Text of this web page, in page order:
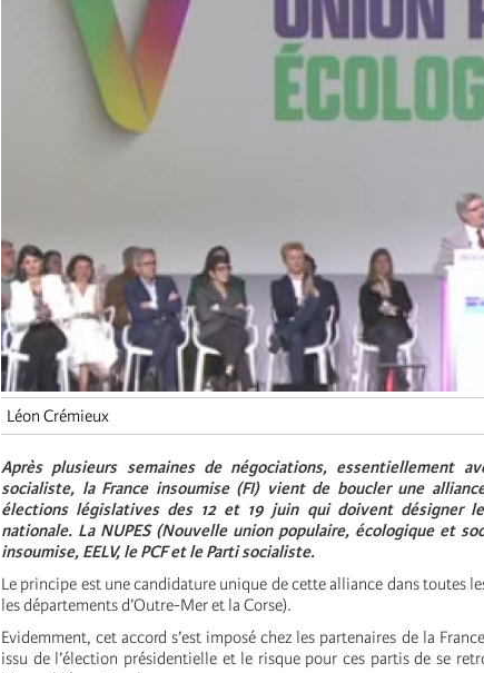
Léon Crémieux
Après plusieurs semaines de négociations, essentiellement
socialiste, la France insoumise (FI) vient de boucler une
élections législatives des 12 et 19 juin qui doivent désigner
nationale. La NUPES (Nouvelle union populaire, écologique et
insoumise, EELV, le PCF et le Parti socialiste.
Le principe est une candidature unique de cette alliance dans toutes
les départements d’Outre-Mer et la Corse).
Evidemment, cet accord s’est imposé chez les partenaires de la
issu de l’élection présidentielle et le risque pour ces partis de se